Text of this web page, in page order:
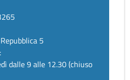
5
dalle 9 alle 12.30 (chiuso